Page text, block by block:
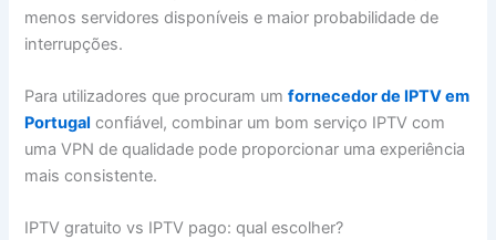
menos servidores disponíveis e maior probabilidade de
interrupções.
Para utilizadores que procuram umfornecedor de IPTV em
Portugal confiável, combinar um bom serviço IPTV com
uma VPN de qualidade pode proporcionar uma experiência
mais consistente.
IPTV gratuito vs IPTV pago: qual escolher?